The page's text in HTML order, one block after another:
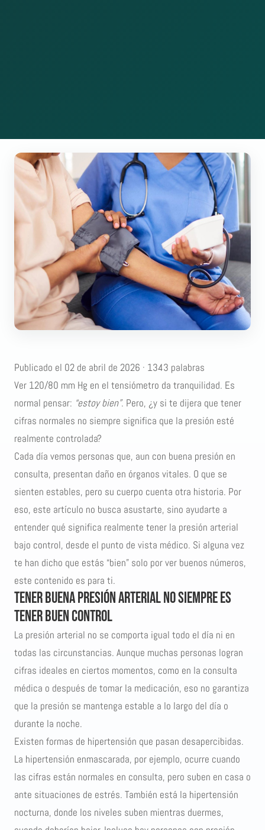
Publicado el 02 de abril de 2026 · 1343 palabras
Ver 120/80 mm Hg en el tensiómetro da tranquilidad. Es
normal pensar: “estoy bien”. Pero, ¿y si te dijera que tener
cifras normales no siempre significa que la presión esté
realmente controlada?
Cada día vemos personas que, aun con buena presión en
consulta, presentan daño en órganos vitales. O que se
sienten estables, pero su cuerpo cuenta otra historia. Por
eso, este artículo no busca asustarte, sino ayudarte a
entender qué significa realmente tener la presión arterial
bajo control, desde el punto de vista médico. Si alguna vez
te han dicho que estás “bien” solo por ver buenos números,
este contenido es para ti.
Tener buena presión arterial no siempre es
tener buen control
La presión arterial no se comporta igual todo el día ni en
todas las circunstancias. Aunque muchas personas logran
cifras ideales en ciertos momentos, como en la consulta
médica o después de tomar la medicación, eso no garantiza
que la presión se mantenga estable a lo largo del día o
durante la noche.
Existen formas de hipertensión que pasan desapercibidas.
La hipertensión enmascarada, por ejemplo, ocurre cuando
las cifras están normales en consulta, pero suben en casa o
ante situaciones de estrés. También está la hipertensión
nocturna, donde los niveles suben mientras duermes,